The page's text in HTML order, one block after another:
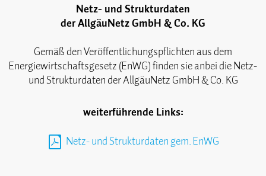
Netz- und Strukturdaten
der AllgäuNetz GmbH & Co. KG
Gemäß den Veröffentlichungspflichten aus dem
Energiewirtschaftsgesetz (EnWG) finden sie anbei die Netz-
und Strukturdaten der AllgäuNetz GmbH & Co. KG
weiterführende Links:
Netz- und Strukturdaten gem. EnWG